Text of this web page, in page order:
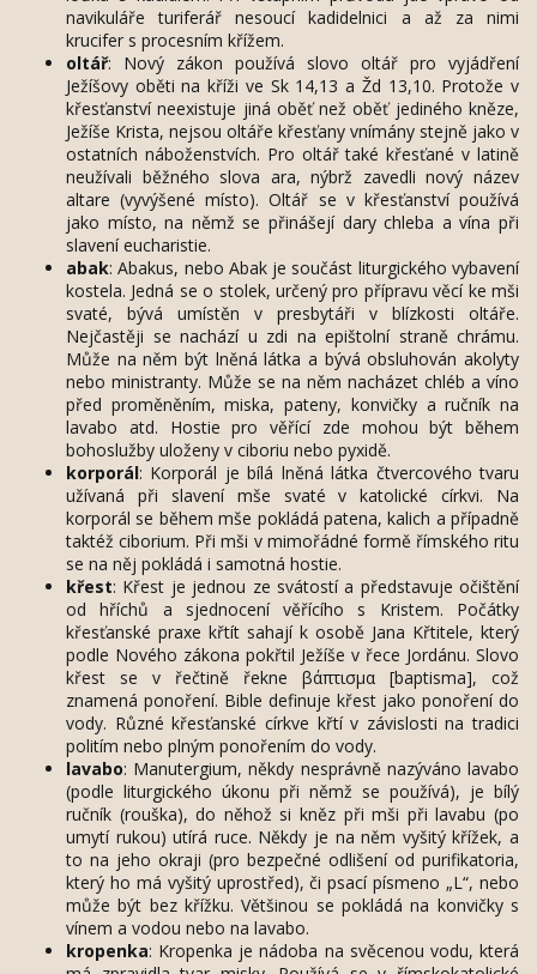
navikuláře turiferář nesoucí kadidelnici a až za nimi
krucifer s procesním křížem.
oltář: Nový zákon používá slovo oltář pro vyjádření
Ježíšovy oběti na kříži ve Sk 14,13 a Žd 13,10. Protože v
křesťanství neexistuje jiná oběť než oběť jediného kněze,
Ježíše Krista, nejsou oltáře křesťany vnímány stejně jako v
ostatních náboženstvích. Pro oltář také křesťané v latině
neužívali běžného slova ara, nýbrž zavedli nový název
altare (vyvýšené místo). Oltář se v křesťanství používá
jako místo, na němž se přinášejí dary chleba a vína při
slavení eucharistie.
abak: Abakus, nebo Abak je součást liturgického vybavení
kostela. Jedná se o stolek, určený pro přípravu věcí ke mši
svaté, bývá umístěn v presbytáři v blízkosti oltáře.
Nejčastěji se nachází u zdi na epištolní straně chrámu.
Může na něm být lněná látka a bývá obsluhován akolyty
nebo ministranty. Může se na něm nacházet chléb a víno
před proměněním, miska, pateny, konvičky a ručník na
lavabo atd. Hostie pro věřící zde mohou být během
bohoslužby uloženy v ciboriu nebo pyxidě.
korporál: Korporál je bílá lněná látka čtvercového tvaru
užívaná při slavení mše svaté v katolické církvi. Na
korporál se během mše pokládá patena, kalich a případně
taktéž ciborium. Při mši v mimořádné formě římského ritu
se na něj pokládá i samotná hostie.
křest: Křest je jednou ze svátostí a představuje očištění
od hříchů a sjednocení věřícího s Kristem. Počátky
křesťanské praxe křtít sahají k osobě Jana Křtitele, který
podle Nového zákona pokřtil Ježíše v řece Jordánu. Slovo
křest se v řečtině řekne βάπτισμα [baptisma], což
znamená ponoření. Bible definuje křest jako ponoření do
vody. Různé křesťanské církve křtí v závislosti na tradici
politím nebo plným ponořením do vody.
lavabo: Manutergium, někdy nesprávně nazýváno lavabo
(podle liturgického úkonu při němž se používá), je bílý
ručník (rouška), do něhož si kněz při mši při lavabu (po
umytí rukou) utírá ruce. Někdy je na něm vyšitý křížek, a
to na jeho okraji (pro bezpečné odlišení od purifikatoria,
který ho má vyšitý uprostřed), či psací písmeno „L“, nebo
může být bez křížku. Většinou se pokládá na konvičky s
vínem a vodou nebo na lavabo.
kropenka: Kropenka je nádoba na svěcenou vodu, která